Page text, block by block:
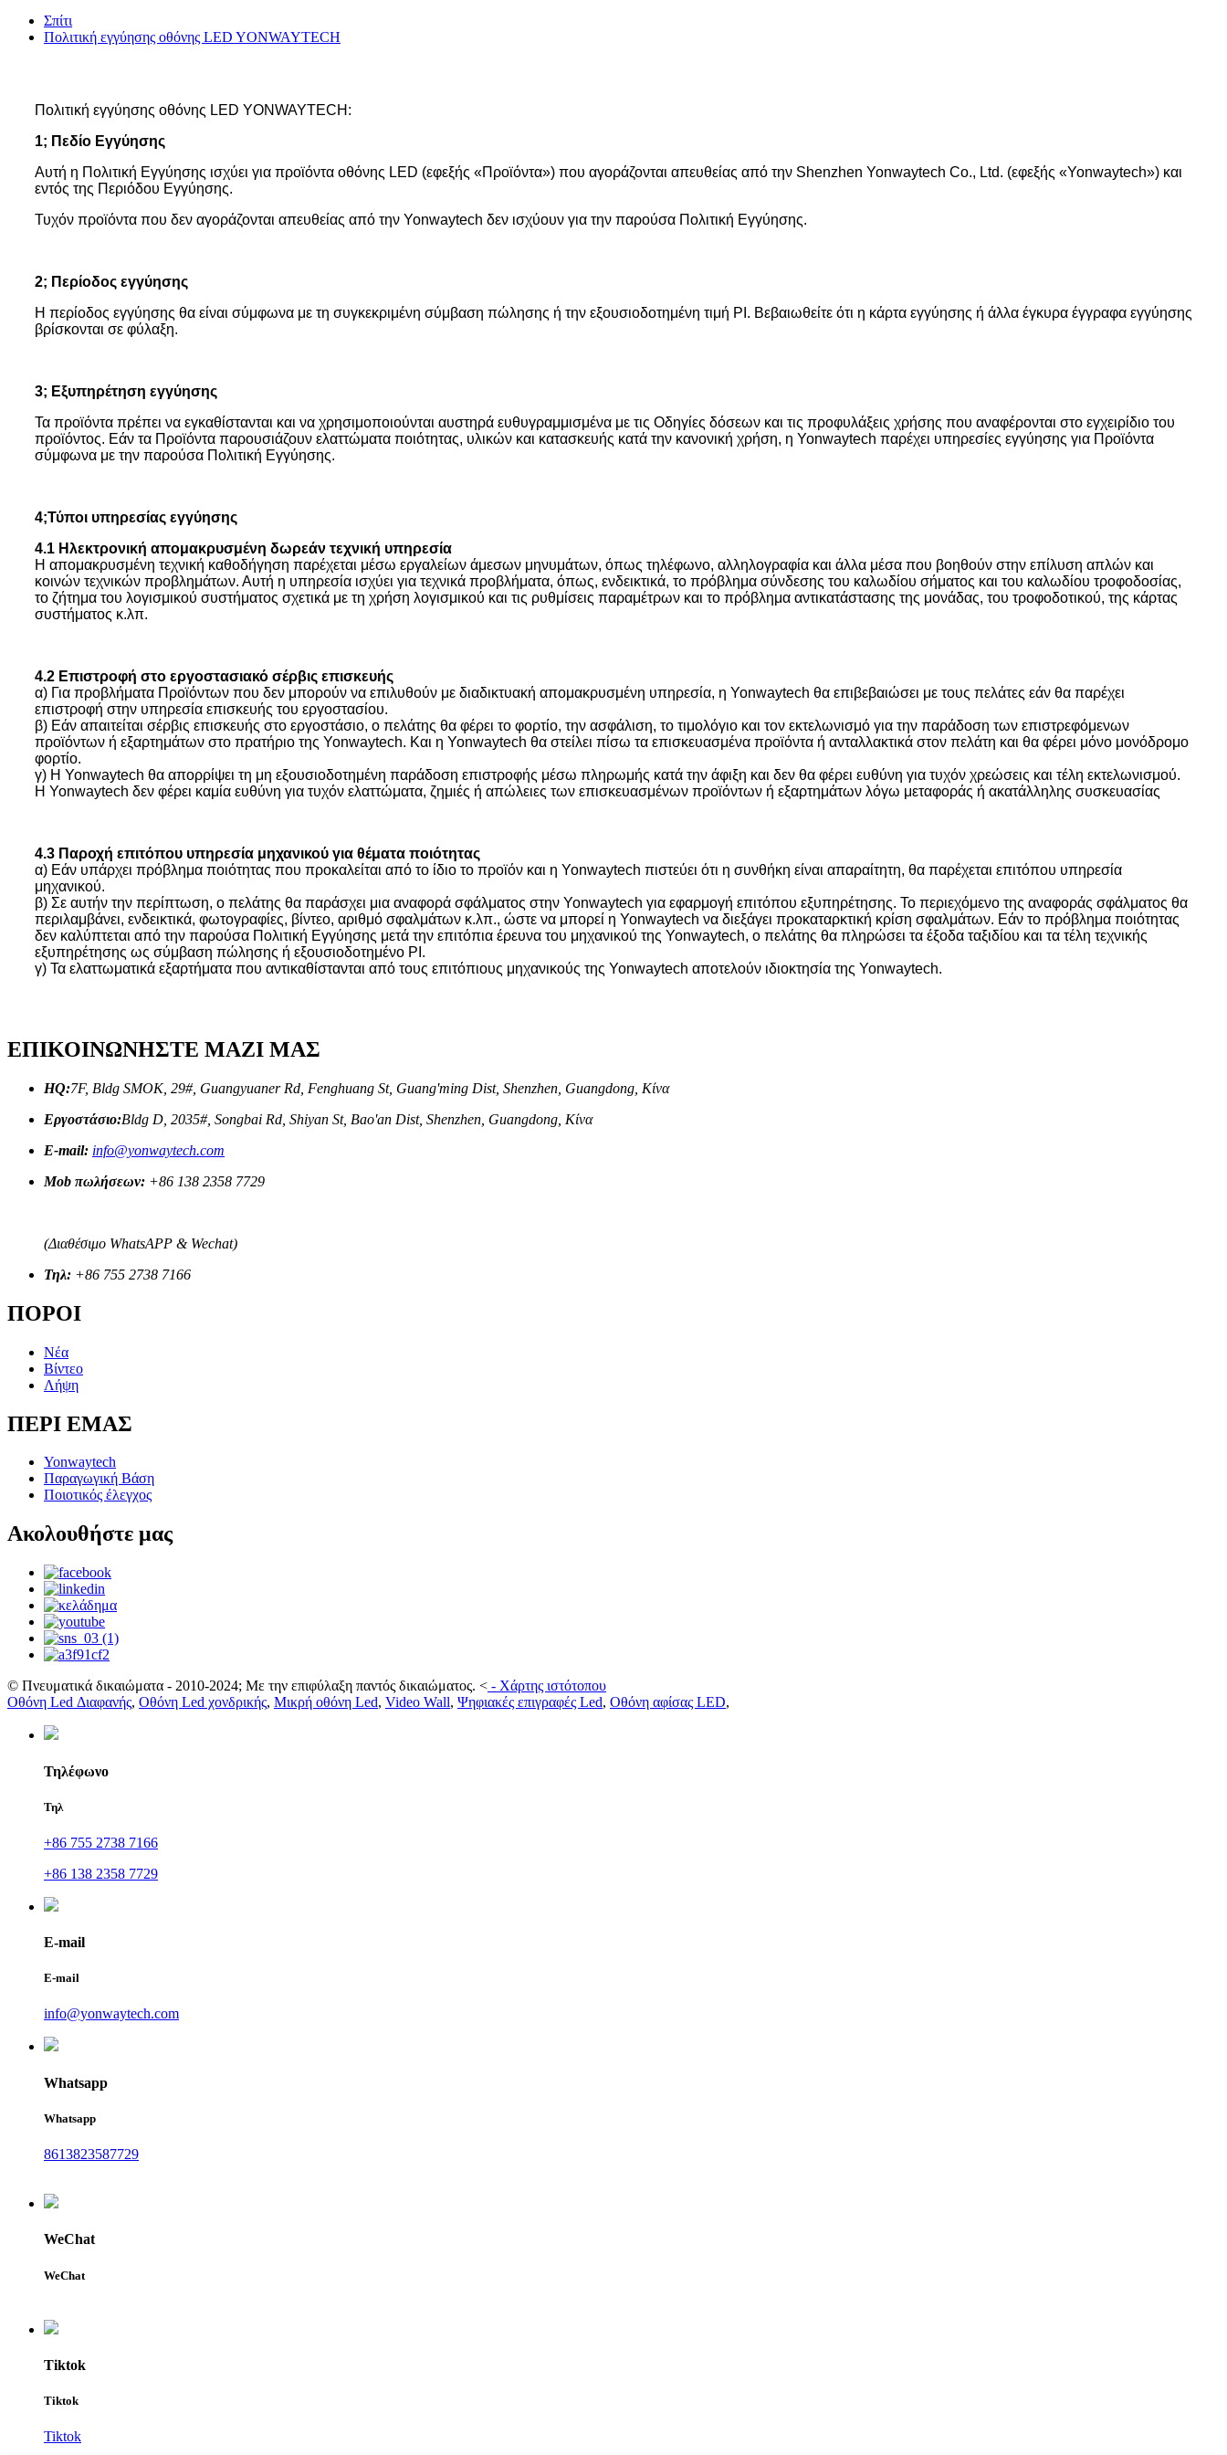
Σπίτι
Πολιτική εγγύησης οθόνης LED YONWAYTECH
Πολιτική εγγύησης οθόνης LED YONWAYTECH:
1; Πεδίο Εγγύησης
Αυτή η Πολιτική Εγγύησης ισχύει για προϊόντα οθόνης LED (εφεξής «Προϊόντα») που αγοράζονται απευθείας από την Shenzhen Yonwaytech Co., Ltd. (εφεξής «Yonwaytech») και
εντός της Περιόδου Εγγύησης.
Τυχόν προϊόντα που δεν αγοράζονται απευθείας από την Yonwaytech δεν ισχύουν για την παρούσα Πολιτική Εγγύησης.
2; Περίοδος εγγύησης
Η περίοδος εγγύησης θα είναι σύμφωνα με τη συγκεκριμένη σύμβαση πώλησης ή την εξουσιοδοτημένη τιμή PI. Βεβαιωθείτε ότι η κάρτα εγγύησης ή άλλα έγκυρα έγγραφα εγγύησης
βρίσκονται σε φύλαξη.
3; Εξυπηρέτηση εγγύησης
Τα προϊόντα πρέπει να εγκαθίστανται και να χρησιμοποιούνται αυστηρά ευθυγραμμισμένα με τις Οδηγίες δόσεων και τις προφυλάξεις χρήσης που αναφέρονται στο εγχειρίδιο του
προϊόντος. Εάν τα Προϊόντα παρουσιάζουν ελαττώματα ποιότητας, υλικών και κατασκευής κατά την κανονική χρήση, η Yonwaytech παρέχει υπηρεσίες εγγύησης για Προϊόντα
σύμφωνα με την παρούσα Πολιτική Εγγύησης.
4;Τύποι υπηρεσίας εγγύησης
4.1 Ηλεκτρονική απομακρυσμένη δωρεάν τεχνική υπηρεσία
Η απομακρυσμένη τεχνική καθοδήγηση παρέχεται μέσω εργαλείων άμεσων μηνυμάτων, όπως τηλέφωνο, αλληλογραφία και άλλα μέσα που βοηθούν στην επίλυση απλών και
κοινών τεχνικών προβλημάτων. Αυτή η υπηρεσία ισχύει για τεχνικά προβλήματα, όπως, ενδεικτικά, το πρόβλημα σύνδεσης του καλωδίου σήματος και του καλωδίου τροφοδοσίας,
το ζήτημα του λογισμικού συστήματος σχετικά με τη χρήση λογισμικού και τις ρυθμίσεις παραμέτρων και το πρόβλημα αντικατάστασης της μονάδας, του τροφοδοτικού, της κάρτας
συστήματος κ.λπ.
4.2 Επιστροφή στο εργοστασιακό σέρβις επισκευής
α) Για προβλήματα Προϊόντων που δεν μπορούν να επιλυθούν με διαδικτυακή απομακρυσμένη υπηρεσία, η Yonwaytech θα επιβεβαιώσει με τους πελάτες εάν θα παρέχει
επιστροφή στην υπηρεσία επισκευής του εργοστασίου.
β) Εάν απαιτείται σέρβις επισκευής στο εργοστάσιο, ο πελάτης θα φέρει το φορτίο, την ασφάλιση, το τιμολόγιο και τον εκτελωνισμό για την παράδοση των επιστρεφόμενων
προϊόντων ή εξαρτημάτων στο πρατήριο της Yonwaytech. Και η Yonwaytech θα στείλει πίσω τα επισκευασμένα προϊόντα ή ανταλλακτικά στον πελάτη και θα φέρει μόνο μονόδρομο
φορτίο.
γ) Η Yonwaytech θα απορρίψει τη μη εξουσιοδοτημένη παράδοση επιστροφής μέσω πληρωμής κατά την άφιξη και δεν θα φέρει ευθύνη για τυχόν χρεώσεις και τέλη εκτελωνισμού.
Η Yonwaytech δεν φέρει καμία ευθύνη για τυχόν ελαττώματα, ζημιές ή απώλειες των επισκευασμένων προϊόντων ή εξαρτημάτων λόγω μεταφοράς ή ακατάλληλης συσκευασίας
4.3 Παροχή επιτόπου υπηρεσία μηχανικού για θέματα ποιότητας
α) Εάν υπάρχει πρόβλημα ποιότητας που προκαλείται από το ίδιο το προϊόν και η Yonwaytech πιστεύει ότι η συνθήκη είναι απαραίτητη, θα παρέχεται επιτόπου υπηρεσία
μηχανικού.
β) Σε αυτήν την περίπτωση, ο πελάτης θα παράσχει μια αναφορά σφάλματος στην Yonwaytech για εφαρμογή επιτόπου εξυπηρέτησης. Το περιεχόμενο της αναφοράς σφάλματος θα
περιλαμβάνει, ενδεικτικά, φωτογραφίες, βίντεο, αριθμό σφαλμάτων κ.λπ., ώστε να μπορεί η Yonwaytech να διεξάγει προκαταρκτική κρίση σφαλμάτων. Εάν το πρόβλημα ποιότητας
δεν καλύπτεται από την παρούσα Πολιτική Εγγύησης μετά την επιτόπια έρευνα του μηχανικού της Yonwaytech, ο πελάτης θα πληρώσει τα έξοδα ταξιδίου και τα τέλη τεχνικής
εξυπηρέτησης ως σύμβαση πώλησης ή εξουσιοδοτημένο PI.
γ) Τα ελαττωματικά εξαρτήματα που αντικαθίστανται από τους επιτόπιους μηχανικούς της Yonwaytech αποτελούν ιδιοκτησία της Yonwaytech.
ΕΠΙΚΟΙΝΩΝΗΣΤΕ ΜΑΖΙ ΜΑΣ
HQ:7F, Bldg SMOK, 29#, Guangyuaner Rd, Fenghuang St, Guang'ming Dist, Shenzhen, Guangdong, Κίνα
Εργοστάσιο:Bldg D, 2035#, Songbai Rd, Shiyan St, Bao'an Dist, Shenzhen, Guangdong, Κίνα
E-mail: info@yonwaytech.com
Mob πωλήσεων: +86 138 2358 7729
(Διαθέσιμο WhatsAPP & Wechat)
Τηλ: +86 755 2738 7166
ΠΟΡΟΙ
Νέα
Βίντεο
Λήψη
ΠΕΡΙ ΕΜΑΣ
Yonwaytech
Παραγωγική Βάση
Ποιοτικός έλεγχος
Ακολουθήστε μας
© Πνευματικά δικαιώματα - 2010-2024; Με την επιφύλαξη παντός δικαιώματος. < - Χάρτης ιστότοπου
Οθόνη Led Διαφανής, Οθόνη Led χονδρικής, Μικρή οθόνη Led, Video Wall, Ψηφιακές επιγραφές Led, Οθόνη αφίσας LED,
Τηλέφωνο
Τηλ
+86 755 2738 7166
+86 138 2358 7729
E-mail
E-mail
info@yonwaytech.com
Whatsapp
Whatsapp
8613823587729
WeChat
WeChat
Tiktok
Tiktok
Tiktok